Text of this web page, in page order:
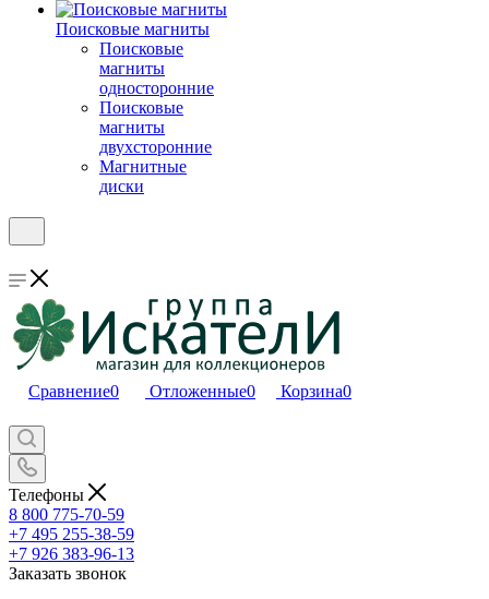
Поисковые магниты
Поисковые
магниты
односторонние
Поисковые
магниты
двухсторонние
Магнитные
диски
Сравнение0 Отложенные0 Корзина0
Телефоны
8 800 775-70-59
+7 495 255-38-59
+7 926 383-96-13
Заказать звонок